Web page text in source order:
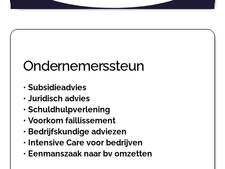
Ondernemerssteun
• Subsidieadvies
• Juridisch advies
• Schuldhulpverlening
• Voorkom faillissement
• Bedrijfskundige adviezen
• Intensive Care voor bedrijven
• Eenmanszaak naar bv omzetten